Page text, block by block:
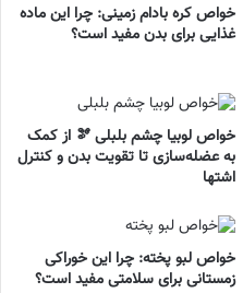
خواص کره بادام زمینی: چرا این ماده
غذایی برای بدن مفید است؟
خواص لوبیا چشم بلبلی 🫘 از کمک
به عضله‌سازی تا تقویت بدن و کنترل
اشتها
خواص لبو پخته: چرا این خوراکی
زمستانی برای سلامتی مفید است؟